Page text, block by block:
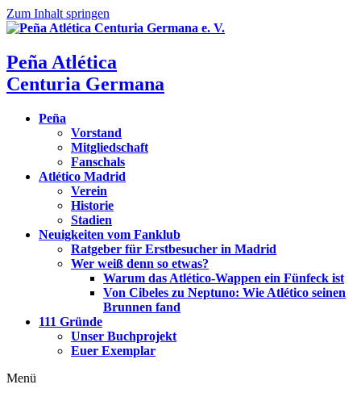
Zum Inhalt springen
Peña Atlética
Centuria Germana
Peña
Vorstand
Mitgliedschaft
Fanschals
Atlético Madrid
Verein
Historie
Stadien
Neuigkeiten vom Fanklub
Ratgeber für Erstbesucher in Madrid
Wer weiß denn so etwas?
Warum das Atlético-Wappen ein Fünfeck ist
Von Cibeles zu Neptuno: Wie Atlético seinen
Brunnen fand
111 Gründe
Unser Buchprojekt
Euer Exemplar
Menü